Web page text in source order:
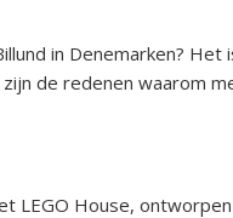
in Denemarken? Het
de redenen waarom
LEGO House,